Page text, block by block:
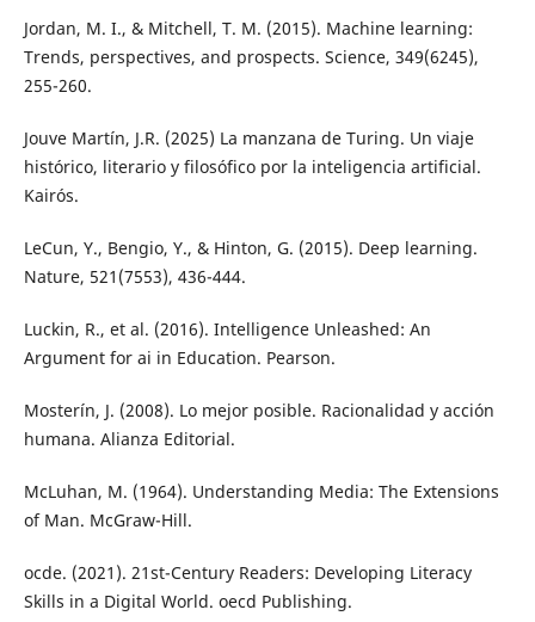
Jordan, M. I., & Mitchell, T. M. (2015). Machine learning:
Trends, perspectives, and prospects. Science, 349(6245),
255-260.
Jouve Martín, J.R. (2025) La manzana de Turing. Un viaje
histórico, literario y filosófico por la inteligencia artificial.
Kairós.
LeCun, Y., Bengio, Y., & Hinton, G. (2015). Deep learning.
Nature, 521(7553), 436-444.
Luckin, R., et al. (2016). Intelligence Unleashed: An
Argument for ai in Education. Pearson.
Mosterín, J. (2008). Lo mejor posible. Racionalidad y acción
humana. Alianza Editorial.
McLuhan, M. (1964). Understanding Media: The Extensions
of Man. McGraw-Hill.
ocde. (2021). 21st-Century Readers: Developing Literacy
Skills in a Digital World. oecd Publishing.